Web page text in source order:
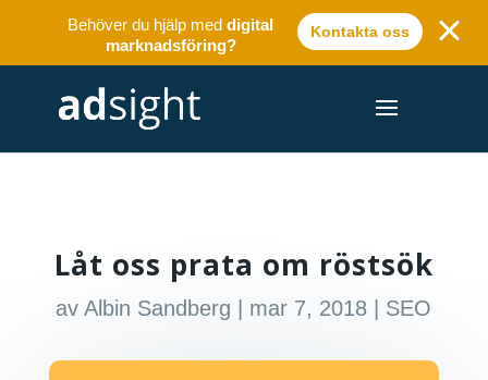
Behöver du hjälp meddigital
marknadsföring?
Kontakta oss
Låt oss prata om röstsök
avAlbin Sandberg mar 7, 2018 SEO